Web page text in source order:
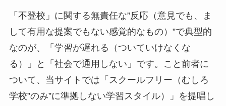
「不登校」に関する無責任な”反応（意見でも、ま
して有用な提案でもない感覚的なもの）”で典型的
なのが、「学習が遅れる（ついていけなくな
る）」と「社会で通用しない」です。こと前者に
ついて、当サイトでは「スクールフリー（むしろ
学校”のみ”に準拠しない学習スタイル）」を提唱し